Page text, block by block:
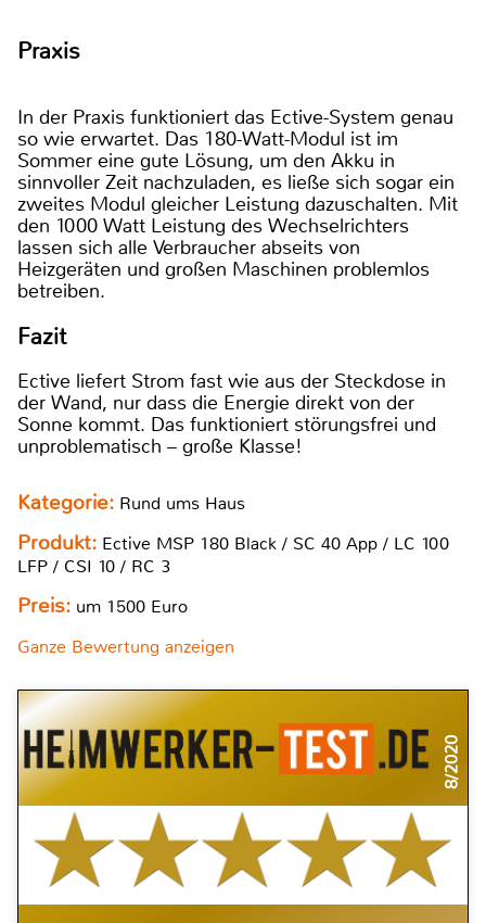
Praxis
In der Praxis funktioniert das Ective-System genau
so wie erwartet. Das 180-Watt-Modul ist im
Sommer eine gute Lösung, um den Akku in
sinnvoller Zeit nachzuladen, es ließe sich sogar ein
zweites Modul gleicher Leistung dazuschalten. Mit
den 1000 Watt Leistung des Wechselrichters
lassen sich alle Verbraucher abseits von
Heizgeräten und großen Maschinen problemlos
betreiben.
Fazit
Ective liefert Strom fast wie aus der Steckdose in
der Wand, nur dass die Energie direkt von der
Sonne kommt. Das funktioniert störungsfrei und
unproblematisch – große Klasse!
Kategorie: Rund ums Haus
Produkt: Ective MSP 180 Black / SC 40 App / LC 100
LFP / CSI 10 / RC 3
Preis: um 1500 Euro
Ganze Bewertung anzeigen
8/2020